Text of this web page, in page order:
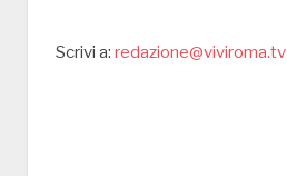
Scrivi a: redazione@viviroma.tv